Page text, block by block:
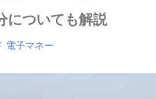
についても解説
電子マネー